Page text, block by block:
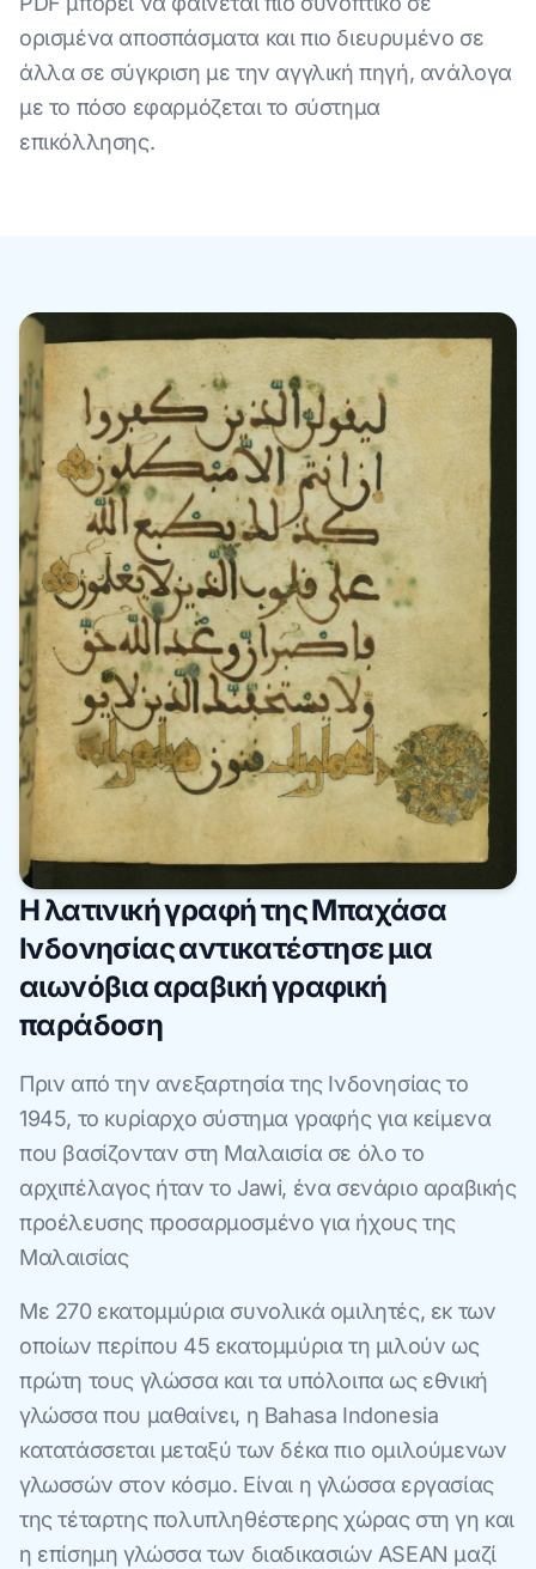
ορισμένα αποσπάσματα και πιο διευρυμένο σε
άλλα σε σύγκριση με την αγγλική πηγή, ανάλογα
με το πόσο εφαρμόζεται το σύστημα
επικόλλησης.
Η λατινική γραφή της Μπαχάσα
Ινδονησίας αντικατέστησε μια
αιωνόβια αραβική γραφική
παράδοση
Πριν από την ανεξαρτησία της Ινδονησίας το
1945, το κυρίαρχο σύστημα γραφής για κείμενα
που βασίζονταν στη Μαλαισία σε όλο το
αρχιπέλαγος ήταν το Jawi, ένα σενάριο αραβικής
προέλευσης προσαρμοσμένο για ήχους της
Μαλαισίας
Με 270 εκατομμύρια συνολικά ομιλητές, εκ των
οποίων περίπου 45 εκατομμύρια τη μιλούν ως
πρώτη τους γλώσσα και τα υπόλοιπα ως εθνική
γλώσσα που μαθαίνει, η Bahasa Indonesia
κατατάσσεται μεταξύ των δέκα πιο ομιλούμενων
γλωσσών στον κόσμο. Είναι η γλώσσα εργασίας
της τέταρτης πολυπληθέστερης χώρας στη γη και
η επίσημη γλώσσα των διαδικασιών ASEAN μαζί